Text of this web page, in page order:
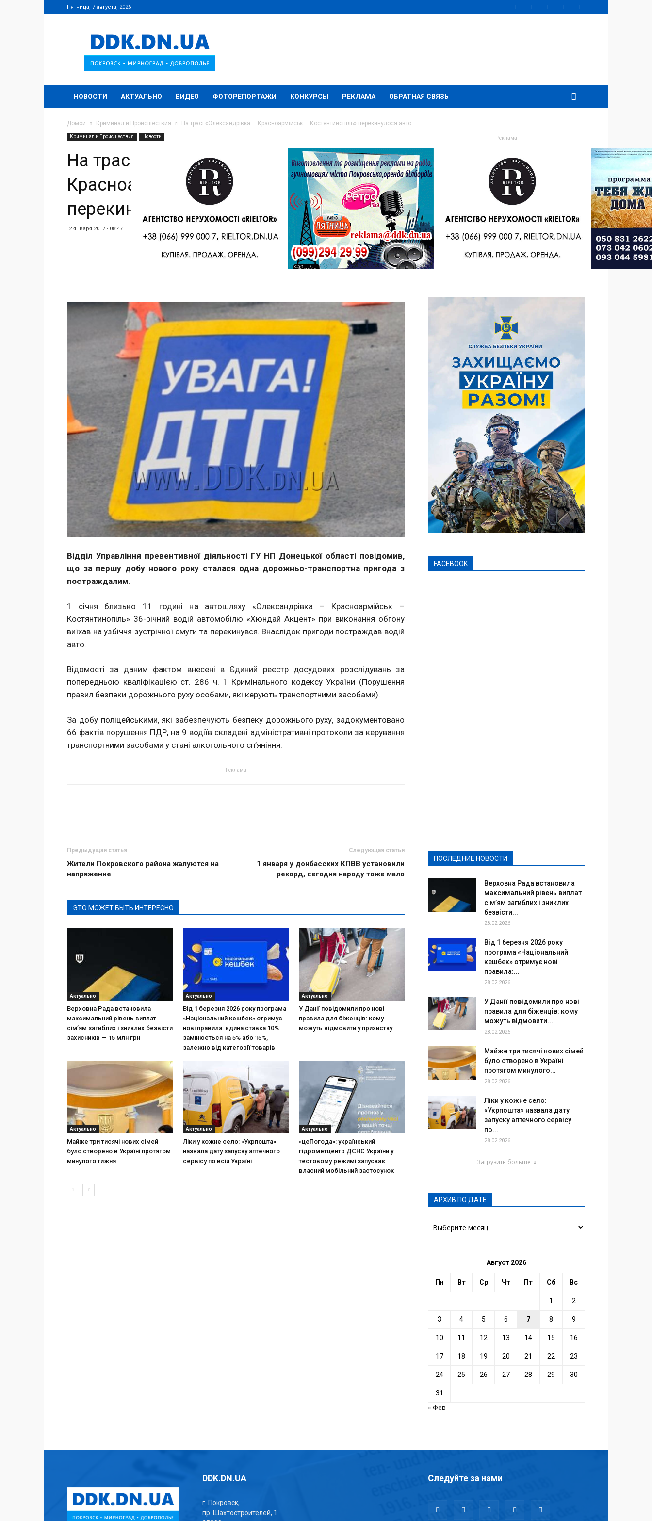
Пятница, 7 августа, 2026
DDK.DN.UA
НОВОСТИ АКТУАЛЬНО ВИДЕО ФОТОРЕПОРТАЖИ КОНКУРСЫ РЕКЛАМА ОБРАТНАЯ СВЯЗЬ
Домой Криминал и Происшествия На трасі «Олександрівка — Красноармійськ — Костянтинопіль» перекинулося авто
Криминал и Происшествия Новости
На трасі «Олександрівка —
Красноармійськ — Костянтинопіль»
перекинулося авто
2 января 2017 - 08:47
Відділ Управління превентивної діяльності ГУ НП Донецької області повідомив,
що за першу добу нового року сталася одна дорожньо-транспортна пригода з
постраждалим.
1 січня близько 11 годині на автошляху «Олександрівка – Красноармійськ –
Костянтинопіль» 36-річний водій автомобілю «Хюндай Акцент» при виконання обгону
виїхав на узбіччя зустрічної смуги та перекинувся. Внаслідок пригоди постраждав водій
авто.
Відомості за даним фактом внесені в Єдиний реєстр досудових розслідувань за
попередньою кваліфікацією ст. 286 ч. 1 Кримінального кодексу України (Порушення
правил безпеки дорожнього руху особами, які керують транспортними засобами).
За добу поліцейськими, які забезпечують безпеку дорожнього руху, задокументовано
66 фактів порушення ПДР, на 9 водіїв складені адміністративні протоколи за керування
транспортними засобами у стані алкогольного сп’яніння.
- Реклама -
Предыдущая статья
Жители Покровского района жалуются на
напряжение
Следующая статья
1 января у донбасских КПВВ установили
рекорд, сегодня народу тоже мало
ЭТО МОЖЕТ БЫТЬ ИНТЕРЕСНО
Актуально
Верховна Рада встановила
максимальний рівень виплат
сім’ям загиблих і зниклих безвісти
захисників — 15 млн грн
Актуально
Від 1 березня 2026 року програма
«Національний кешбек» отримує
нові правила: єдина ставка 10%
замінюється на 5% або 15%,
залежно від категорії товарів
Актуально
У Данії повідомили про нові
правила для біженців: кому
можуть відмовити у прихистку
Актуально
Майже три тисячі нових сімей
було створено в Україні протягом
минулого тижня
Актуально
Ліки у кожне село: «Укрпошта»
назвала дату запуску аптечного
сервісу по всій Україні
Актуально
«цеПогода»: український
гідрометцентр ДСНС України у
тестовому режимі запускає
власний мобільний застосунок
- Реклама -
FACEBOOK
ПОСЛЕДНИЕ НОВОСТИ
Верховна Рада встановила
максимальний рівень виплат
сім’ям загиблих і зниклих
безвісти...
28.02.2026
Від 1 березня 2026 року
програма «Національний
кешбек» отримує нові
правила:...
28.02.2026
У Данії повідомили про нові
правила для біженців: кому
можуть відмовити...
28.02.2026
Майже три тисячі нових сімей
було створено в Україні
протягом минулого...
28.02.2026
Ліки у кожне село:
«Укрпошта» назвала дату
запуску аптечного сервісу
по...
28.02.2026
Загрузить больше
АРХИВ ПО ДАТЕ
АРХИВ
ПО
Август 2026
Пн Вт Ср Чт Пт Сб Вс
1 2
3 4 5 6 7 8 9
10 11 12 13 14 15 16
17 18 19 20 21 22 23
24 25 26 27 28 29 30
31
« Фев
DDK.DN.UA
г. Покровск,
пр. Шахтостроителей, 1
Следуйте за нами